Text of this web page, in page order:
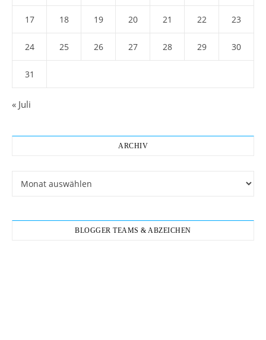
17 18 19 20 21 22 23
24 25 26 27 28 29 30
31
« Juli
ARCHIV
BLOGGER TEAMS & ABZEICHEN